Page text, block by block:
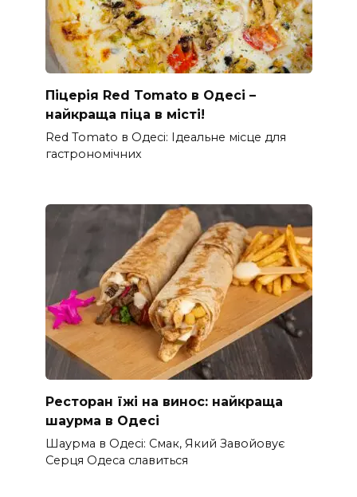
Піцерія Red Tomato в Одесі –
найкраща піца в місті!
Red Tomato в Одесі: Ідеальне місце для
гастрономічних
Ресторан їжі на винос: найкраща
шаурма в Одесі
Шаурма в Одесі: Смак, Який Завойовує
Серця Одеса славиться